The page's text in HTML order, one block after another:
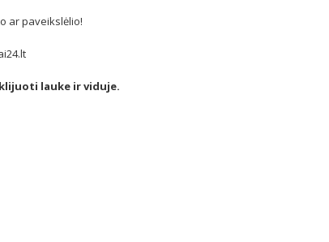
ar paveikslėlio!
lauke ir viduje.